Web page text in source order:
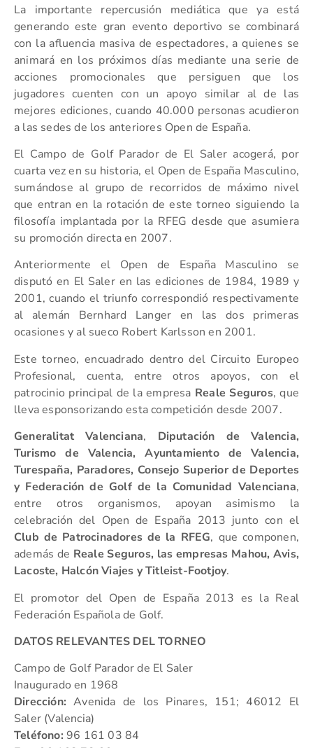
La importante repercusión mediática que ya está
generando este gran evento deportivo se combinará
con la afluencia masiva de espectadores, a quienes se
animará en los próximos días mediante una serie de
acciones promocionales que persiguen que los
jugadores cuenten con un apoyo similar al de las
mejores ediciones, cuando 40.000 personas acudieron
a las sedes de los anteriores Open de España.
El Campo de Golf Parador de El Saler acogerá, por
cuarta vez en su historia, el Open de España Masculino,
sumándose al grupo de recorridos de máximo nivel
que entran en la rotación de este torneo siguiendo la
filosofía implantada por la RFEG desde que asumiera
su promoción directa en 2007.
Anteriormente el Open de España Masculino se
disputó en El Saler en las ediciones de 1984, 1989 y
2001, cuando el triunfo correspondió respectivamente
al alemán Bernhard Langer en las dos primeras
ocasiones y al sueco Robert Karlsson en 2001.
Este torneo, encuadrado dentro del Circuito Europeo
Profesional, cuenta, entre otros apoyos, con el
patrocinio principal de la empresa Reale Seguros, que
lleva esponsorizando esta competición desde 2007.
Generalitat Valenciana, Diputación de Valencia,
Turismo de Valencia, Ayuntamiento de Valencia,
Turespaña, Paradores, Consejo Superior de Deportes
y Federación de Golf de la Comunidad Valenciana,
entre otros organismos, apoyan asimismo la
celebración del Open de España 2013 junto con el
Club de Patrocinadores de la RFEG, que componen,
además de Reale Seguros, las empresas Mahou, Avis,
Lacoste, Halcón Viajes y Titleist-Footjoy.
El promotor del Open de España 2013 es la Real
Federación Española de Golf.
DATOS RELEVANTES DEL TORNEO
Campo de Golf Parador de El Saler
Inaugurado en 1968
Dirección: Avenida de los Pinares, 151; 46012 El
Saler (Valencia)
Teléfono: 96 161 03 84